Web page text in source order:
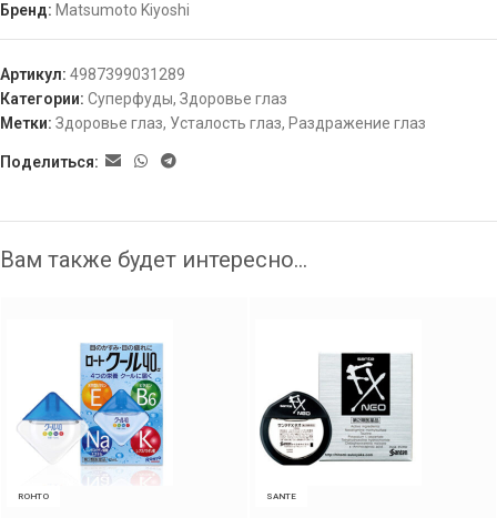
Бренд: Matsumoto Kiyoshi
Артикул: 4987399031289
Категории: Суперфуды, Здоровье глаз
Метки: Здоровье глаз, Усталость глаз, Раздражение глаз
Поделиться:
Вам также будет интересно…
ROHTO SANTE